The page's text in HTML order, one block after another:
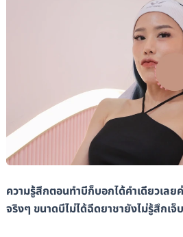
ความรู้สึกตอนทำบีก็บอกได้คำเดียวเลย
จริงๆ ขนาดบีไม่ได้ฉีดยาชายังไม่รู้สึกเจ็